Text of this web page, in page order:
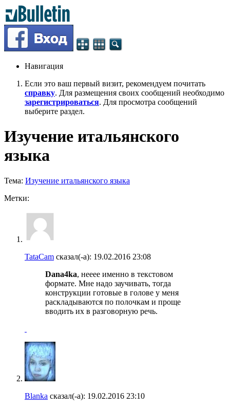
Навигация
Если это ваш первый визит, рекомендуем почитать
справку. Для размещения своих сообщений необходимо
зарегистрироваться. Для просмотра сообщений
выберите раздел.
Изучение итальянского
языка
Тема: Изучение итальянского языка
Метки:
TataCam сказал(-а): 19.02.2016 23:08
Dana4ka, нееее именно в текстовом
формате. Мне надо заучивать, тогда
конструкции готовые в голове у меня
раскладываются по полочкам и проще
вводить их в разговорную речь.
Blanka сказал(-а): 19.02.2016 23:10